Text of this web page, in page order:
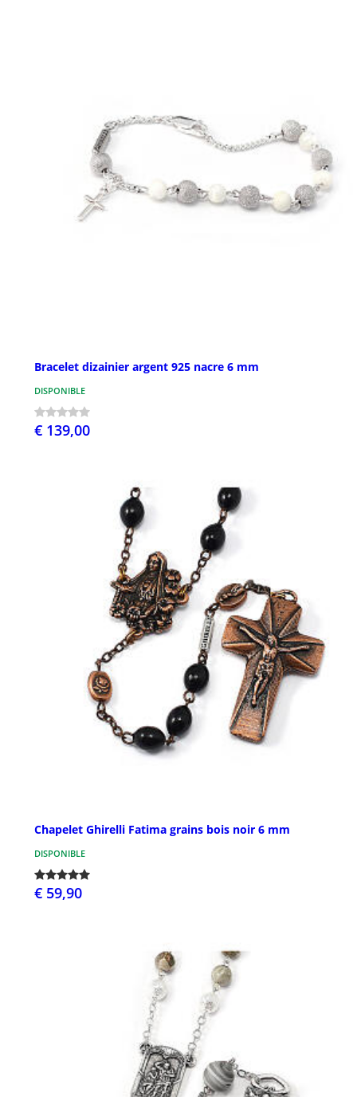
Bracelet dizainier argent 925 nacre 6 mm
DISPONIBLE
€ 139,00
Chapelet Ghirelli Fatima grains bois noir 6 mm
DISPONIBLE
€ 59,90